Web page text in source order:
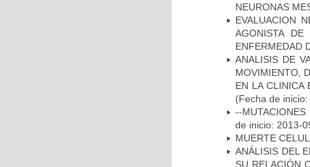
NEURONAS
EVALUACION
AGONISTA
ENFERMEDAD
ANALISIS DE
MOVIMIENTO,
EN LA CLINICA
(Fecha de
--
de inicio: 2013-
MUERTE
ANÁLISIS DEL
SU RELACIÓN